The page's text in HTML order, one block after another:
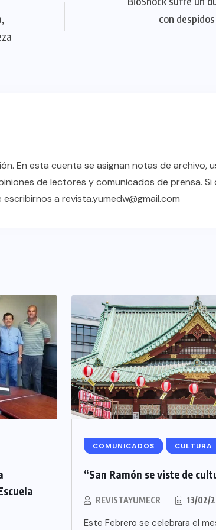
con
En esta cuenta se asignan notas de archivo,
de lectores y comunicados de prensa. Si
a revista.yumedw@gmail.com
COMUNICADOS CULTURA
“San Ramón se viste de
REVISTAYUMECR 13/02/
Este Febrero se celebrara el